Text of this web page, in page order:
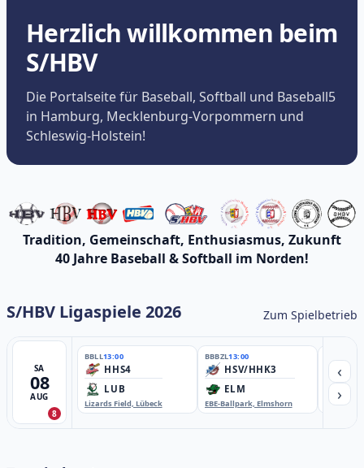
Herzlich willkommen beim
S/HBV
Die Portalseite für Baseball, Softball und Baseball5
in Hamburg, Mecklenburg-Vorpommern und
Schleswig-Holstein!
Tradition, Gemeinschaft, Enthusiasmus, Zukunft
40 Jahre Baseball & Softball im Norden!
S/HBV Ligaspiele 2026 Zum Spielbetrieb
SA
08
AUG
8
BBLL13:00
HHS4
LUB
Lizards Field, Lübeck
BBBZL13:00
HSV/HHK3
ELM
EBE-Ballpark, Elmshorn
‹
›